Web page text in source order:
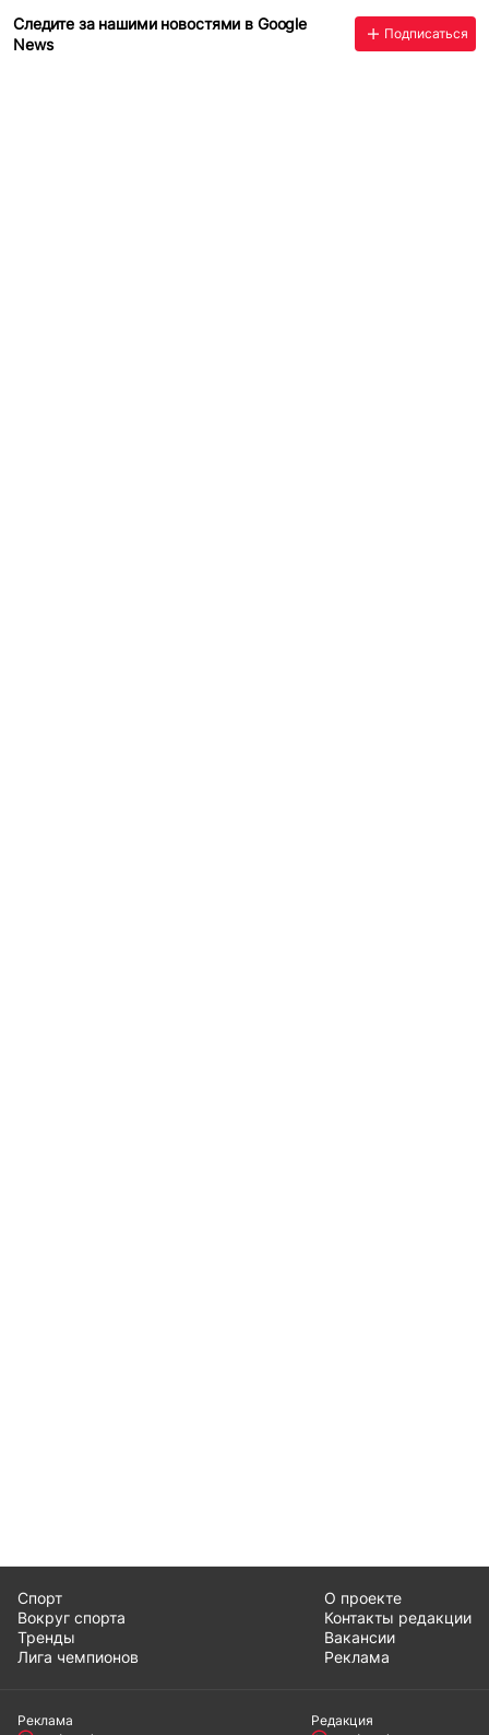
Следите за нашими новостями в Google
News
Подписаться
Спорт
Вокруг спорта
Тренды
Лига чемпионов
О проекте
Контакты редакции
Вакансии
Реклама
Реклама Редакция